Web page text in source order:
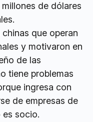
de dólares
que operan
y motivaron en
de las
tiene problemas
ingresa con
de empresas de
es socio.